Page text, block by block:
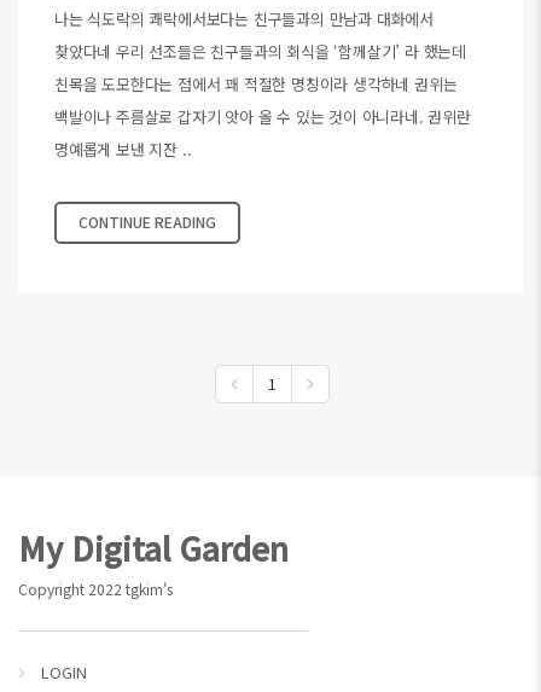
나는 식도락의 쾌락에서보다는 친구들과의 만남과 대화에서
찾았다네 우리 선조들은 친구들과의 회식을 ‘함께살기’ 라 했는데
친목을 도모한다는 점에서 꽤 적절한 명칭이라 생각하네 권위는
백발이나 주름살로 갑자기 앗아 올 수 있는 것이 아니라네. 권위란
명예롭게 보낸 지잔 ..
CONTINUE READING
1
Footer
My Digital Garden
Copyright 2022 tgkim's
LOGIN